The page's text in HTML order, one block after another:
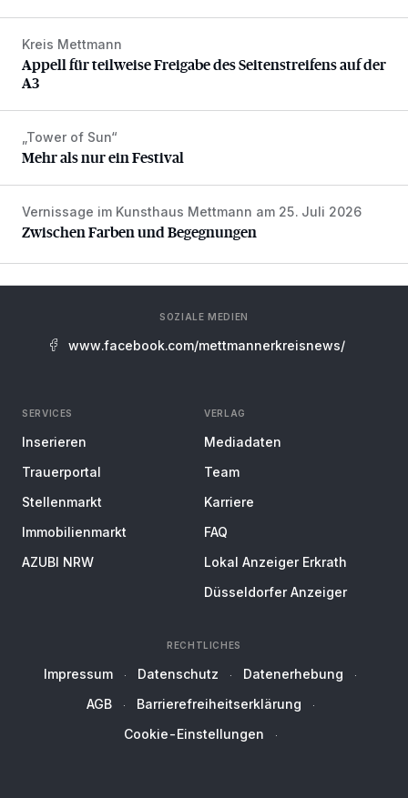
Appell für teilweise Freigabe des Seitenstreifens auf der A3
Kreis Mettmann
Appell für teilweise Freigabe des Seitenstreifens auf der
A3
Mehr als nur ein Festival
„Tower of Sun“
Mehr als nur ein Festival
Zwischen Farben und Begegnungen
Vernissage im Kunsthaus Mettmann am 25. Juli 2026
Zwischen Farben und Begegnungen
SOZIALE MEDIEN
www.facebook.com/mettmannerkreisnews/
SERVICES
Inserieren
Trauerportal
Stellenmarkt
Immobilienmarkt
AZUBI NRW
VERLAG
Mediadaten
Team
Karriere
FAQ
Lokal Anzeiger Erkrath
Düsseldorfer Anzeiger
RECHTLICHES
Impressum Datenschutz
Datenerhebung
AGB
Barrierefreiheitserklärung
Cookie-Einstellungen